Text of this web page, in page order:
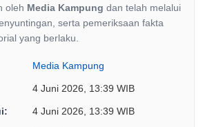
oleh Media Kampung dan telah melalui
serta pemeriksaan fakta
yang berlaku.
Media Kampung
4 Juni 2026, 13:39 WIB
4 Juni 2026, 13:39 WIB